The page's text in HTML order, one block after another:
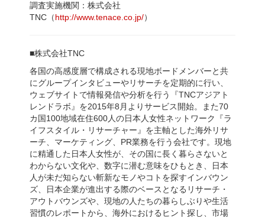
調査実施機関：株式会社
TNC（http://www.tenace.co.jp/）
■株式会社TNC
各国の高感度層で構成される現地ボードメンバーと共
にグループインタビューやリサーチを定期的に行い、
ウェブサイトで情報発信や分析を行う『TNCアジアト
レンドラボ』を2015年8月よりサービス開始。また70
カ国100地域在住600人の日本人女性ネットワーク『ラ
イフスタイル・リサーチャー』を主軸とした海外リサ
ーチ、マーケティング、PR業務を行う会社です。現地
に精通した日本人女性が、その国に長く暮らさないと
わからない文化や、数字に潜む意味をひもとき、日本
人が未だ知らない斬新なモノやコトを探すインバウン
ズ、日本企業が進出する際のベースとなるリサーチ・
アウトバウンズや、現地の人たちの暮らしぶりや生活
習慣のレポートから、海外におけるヒント探し、市場